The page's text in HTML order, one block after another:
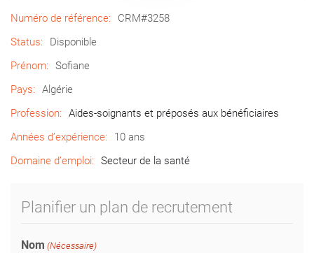
Numéro de référence:
CRM#3258
Status:
Disponible
Prénom:
Sofiane
Pays:
Algérie
Profession:
Aides-soignants et préposés aux bénéficiaires
Années d’expérience:
10 ans
Domaine d’emploi:
Secteur de la santé
Planifier un plan de recrutement
Nom (Nécessaire)